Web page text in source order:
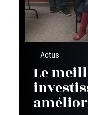
Actus
Le